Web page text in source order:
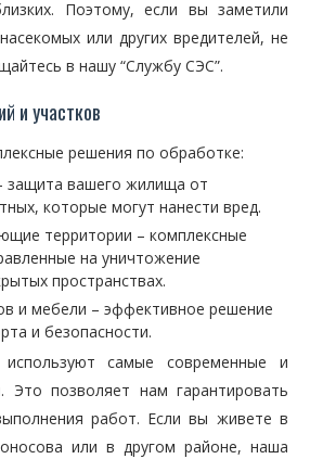
Поэтому, если вы заметили
или других вредителей, не
в нашу “Службу СЭС”.
и участков
решения по обработке:
защита вашего жилища от
которые могут нанести вред.
территории – комплексные
на уничтожение
пространствах.
и мебели – эффективное решение
и безопасности.
самые современные и
Это позволяет нам гарантировать
работ. Если вы живете в
или в другом районе, наша